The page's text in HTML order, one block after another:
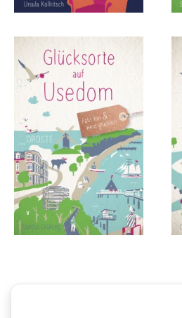
Sandra Grüning
Glücksorte auf
Usedom
mehr Infos …